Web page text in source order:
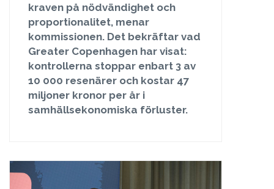
kraven på nödvändighet och
proportionalitet, menar
kommissionen. Det bekräftar vad
Greater Copenhagen har visat:
kontrollerna stoppar enbart 3 av
10 000 resenärer och kostar 47
miljoner kronor per år i
samhällsekonomiska förluster.